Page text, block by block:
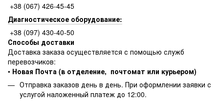
+38 (067) 426-45-45
Диагностическое оборудование:
+38 (097) 430-40-50
Способы доставки
Доставка заказа осуществляется с помощью служб
перевозчиков:
• Новая Почта (в отделение, почтомат или курьером)
Отправка заказов день в день. При оформлении заявки с
услугой наложенный платеж до 12:00.